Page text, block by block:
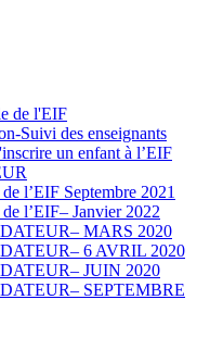
de l'EIF
Suivi des enseignants
un enfant à l’EIF
l’EIF Septembre 2021
l’EIF– Janvier 2022
MARS 2020
6 AVRIL 2020
JUIN 2020
SEPTEMBRE